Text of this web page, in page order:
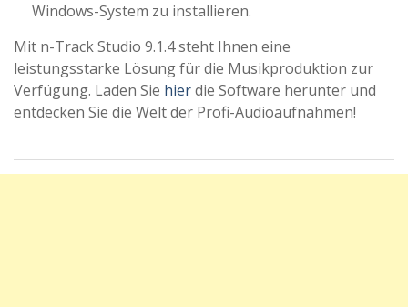
Windows-System zu installieren.
Mit n-Track Studio 9.1.4 steht Ihnen eine
leistungsstarke Lösung für die Musikproduktion zur
Verfügung. Laden Sie hierdie Software herunter und
entdecken Sie die Welt der Profi-Audioaufnahmen!